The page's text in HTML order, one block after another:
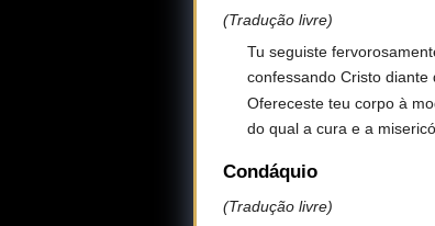
(Tradução livre)
Tu seguiste
confessando Cristo
Ofereceste teu corpo à
do qual a cura e a
Condáquio
(Tradução livre)